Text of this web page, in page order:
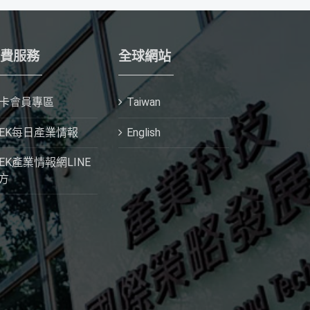
服務
會員專區
每日產業情報
產業情報網LINE
全球網站
Taiwan
English